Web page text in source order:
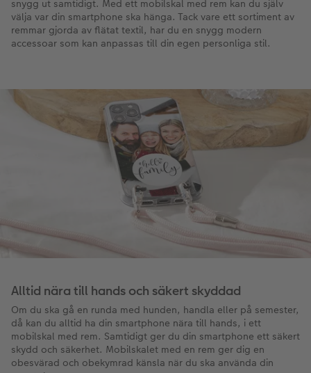
snygg ut samtidigt. Med ett mobilskal med rem kan du själv
välja var din smartphone ska hänga. Tack vare ett sortiment av
remmar gjorda av flätat textil, har du en snygg modern
accessoar som kan anpassas till din egen personliga stil.
Alltid nära till hands och säkert skyddad
Om du ska gå en runda med hunden, handla eller på semester,
då kan du alltid ha din smartphone nära till hands, i ett
mobilskal med rem. Samtidigt ger du din smartphone ett säkert
skydd och säkerhet. Mobilskalet med en rem ger dig en
obesvärad och obekymrad känsla när du ska använda din